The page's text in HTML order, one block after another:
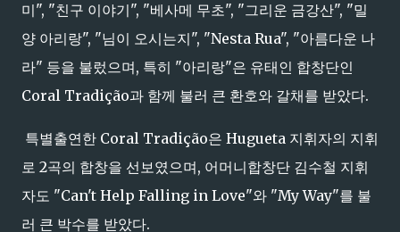
미", "친구 이야기", "베사메 무초", "그리운 금강산", "밀
양 아리랑", "님이 오시는지", "Nesta Rua", "아름다운 나
라" 등을 불렀으며, 특히 "아리랑"은 유태인 합창단인
Coral Tradição과 함께 불러 큰 환호와 갈채를 받았다.
특별출연한 Coral Tradição은 Hugueta 지휘자의 지휘
로 2곡의 합창을 선보였으며, 어머니합창단 김수철 지휘
자도 "Can't Help Falling in Love"와 "My Way"를 불
러 큰 박수를 받았다.